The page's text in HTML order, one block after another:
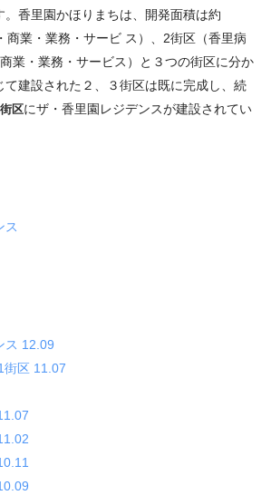
。香里園かほりまちは、開発面積は約
商業・業務・サービ ス）、2街区（香里病
業・業務・サービス）と３つの街区に分か
て建設された２、３街区は既に完成し、続
区にザ・香里園レジデンスが建設されてい
ス
ス 12.09
街区 11.07